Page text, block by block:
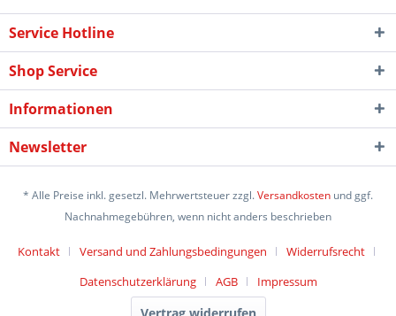
Service Hotline
Shop Service
Informationen
Newsletter
* Alle Preise inkl. gesetzl. Mehrwertsteuer zzgl.Versandkosten und ggf.
Nachnahmegebühren, wenn nicht anders beschrieben
Kontakt Versand und Zahlungsbedingungen
Widerrufsrecht
Datenschutzerklärung
AGB Impressum